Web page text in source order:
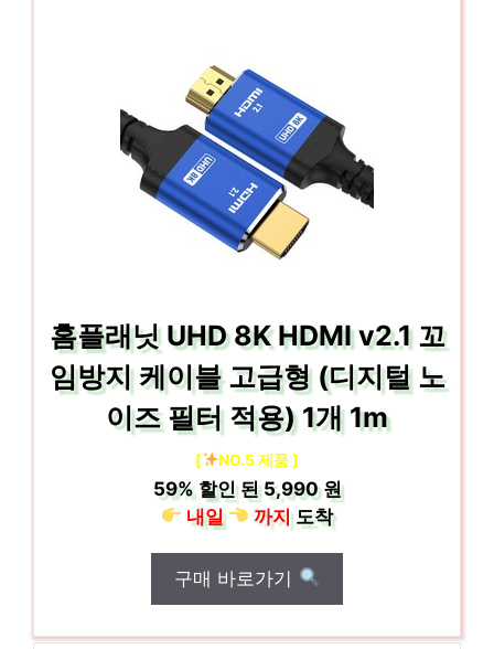
홈플래닛 UHD 8K HDMI v2.1 꼬
임방지 케이블 고급형 (디지털 노
이즈 필터 적용) 1개 1m
[ NO.5 제품 ]
59%할인 된5,990 원
내일
까지도착
구매 바로가기